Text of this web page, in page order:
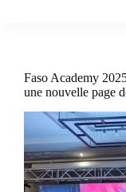
Faso Academy
une nouvelle page